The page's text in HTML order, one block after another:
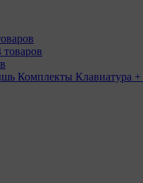
товаров
Комплекты Клавиатура